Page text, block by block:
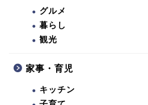
グルメ
暮らし
観光
家事・育児
キッチン